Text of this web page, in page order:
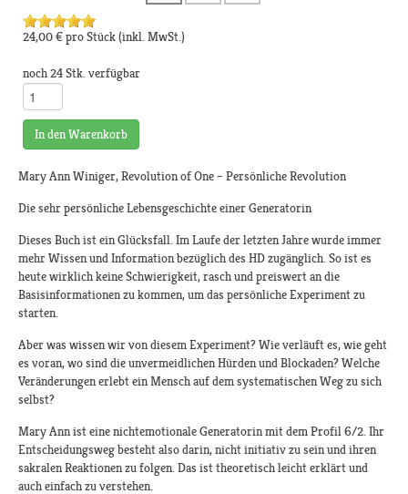
24,00 €pro Stück(inkl. MwSt.)
noch 24 Stk. verfügbar
In den Warenkorb
Mary Ann Winiger, Revolution of One – Persönliche Revolution
Die sehr persönliche Lebensgeschichte einer Generatorin
Dieses Buch ist ein Glücksfall. Im Laufe der letzten Jahre wurde immer
mehr Wissen und Information bezüglich des HD zugänglich. So ist es
heute wirklich keine Schwierigkeit, rasch und preiswert an die
Basisinformationen zu kommen, um das persönliche Experiment zu
starten.
Aber was wissen wir von diesem Experiment? Wie verläuft es, wie geht
es voran, wo sind die unvermeidlichen Hürden und Blockaden? Welche
Veränderungen erlebt ein Mensch auf dem systematischen Weg zu sich
selbst?
Mary Ann ist eine nichtemotionale Generatorin mit dem Profil 6/2. Ihr
Entscheidungsweg besteht also darin, nicht initiativ zu sein und ihren
sakralen Reaktionen zu folgen. Das ist theoretisch leicht erklärt und
auch einfach zu verstehen.